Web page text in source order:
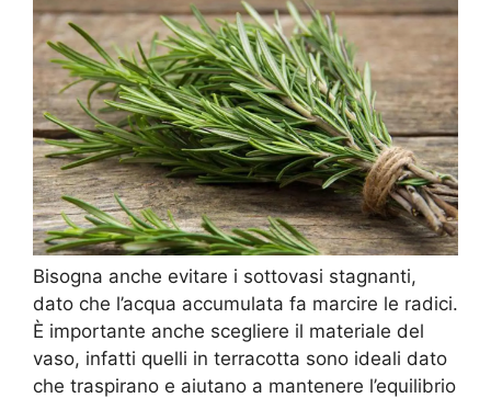
Bisogna anche evitare i sottovasi stagnanti,
dato che l’acqua accumulata fa marcire le radici.
È importante anche scegliere il materiale del
vaso, infatti quelli in terracotta sono ideali dato
che traspirano e aiutano a mantenere l’equilibrio